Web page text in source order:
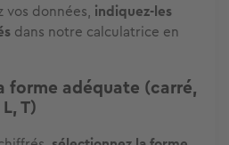
vos données, indiquez-les
dans notre calculatrice en
forme adéquate (carré,
T)